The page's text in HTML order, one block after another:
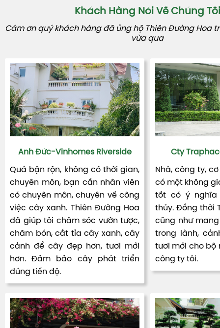
Khách Hàng Nói Về Chúng Tôi
Cám ơn quý khách hàng đã ủng hộ Thiên Đường Hoa
vừa qua
Anh Đức-Vinhomes Riverside
Quá bận rộn, không có thời gian,
chuyên môn, bạn cần nhân viên
có chuyên môn, chuyên về công
việc cây xanh. Thiên Đường Hoa
đã giúp tôi chăm sóc vườn tược,
chăm bón, cắt tỉa cây xanh, cây
cảnh để cây đẹp hơn, tươi mới
hơn. Đảm bảo cây phát triển
đúng tiến độ.
Cty
Nhà, công ty,
có một không
tốt có ý nghĩa
thủy. Đồng thời
cũng như
trong lành,
tươi mới cho bộ
công ty tôi.